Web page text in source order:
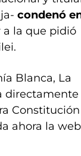
condenó
la que pidió
Blanca, La
directamente
Constitución
ahora la web